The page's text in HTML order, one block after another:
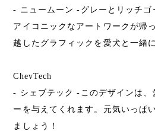
- ニュームーン -グレーとリッチゴ
アイコニックなアートワークが帰
越したグラフィックを愛犬と一緒
ChevTech
- シェブテック -このデザインは、
ーを与えてくれます。元気いっぱ
ましょう！